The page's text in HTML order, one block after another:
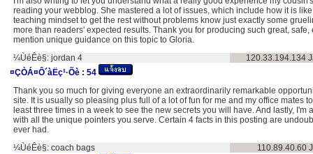
reading your webblog. She mastered a lot of issues, which include how it is
teaching mindset to get the rest without problems know just exactly some
more than readers' expected results. Thank you for producing such great, safe,
mention unique guidance on this topic to Gloria.
¼ÙéÊè§: jordan 4 120.33.194.134
¤ÇÒÁ¤Ô´àËç¹·Õè : 54
Thank you so much for giving everyone an extraordinarily remarkable
site. It is usually so pleasing plus full of a lot of fun for me and my office mates
least three times in a week to see the new secrets you will have. And lastly, I'm
with all the unique pointers you serve. Certain 4 facts in this posting are
ever had.
¼ÙéÊè§: coach bags 110.89.40.60